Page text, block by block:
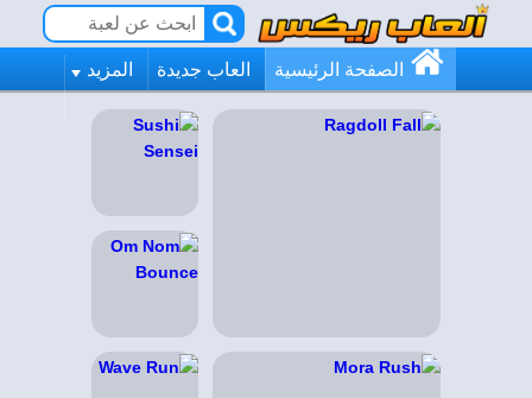
الصفحة الرئيسية العاب جديدة المزيد